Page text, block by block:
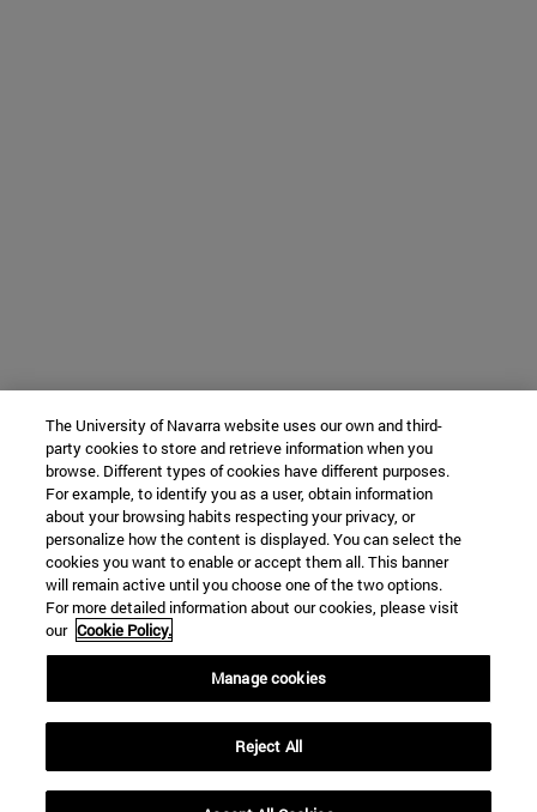
The University of Navarra website uses our own and third-
party cookies to store and retrieve information when you
browse. Different types of cookies have different purposes.
For example, to identify you as a user, obtain information
about your browsing habits respecting your privacy, or
personalize how the content is displayed. You can select the
cookies you want to enable or accept them all. This banner
will remain active until you choose one of the two options.
For more detailed information about our cookies, please visit
our Cookie Policy.
Manage cookies
Reject All